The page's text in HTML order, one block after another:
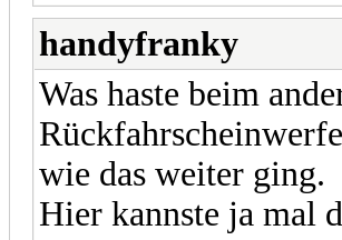
handyfranky
Was haste beim
wie das weiter ging.
Hier kannste ja mal